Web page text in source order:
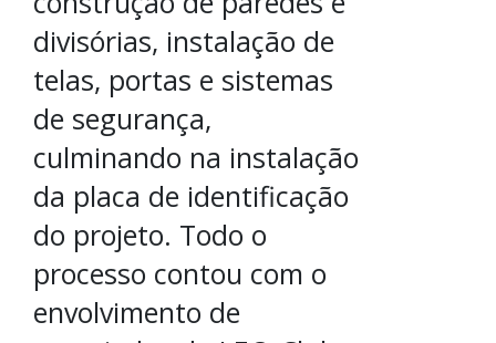
divisórias, instalação de
telas, portas e sistemas
de segurança,
culminando na instalação
da placa de identificação
do projeto. Todo o
processo contou com o
envolvimento de